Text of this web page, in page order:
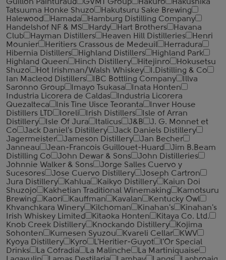
Guillon Painturaud
GVMT Group Hakuro
Hakushika
Tatsuuma Honke Shuzo
Hakutsuru Sake Brewing
Halewood
Hamada
Hamburg Distilling Company
Handelshof NF & MS
Hardy Hart Brothers
Havana
Club
Hayman Distillers Heaven Hill Distilleries
Henri
Mounier
Heritiers Crassous de Medeuil
Herradura
Hibernia Distillers
Highland Distillers
Highland Park
Highland Queen
Hinch Distillery Hitejinro
Hokusetsu
Shuzo
Hot Irishman/Walsh Whiskey
I.Distilling & Co
Ian Macleod Distillers
IBC Bottling Company
Illva
Saronno Group
Imayo Tsukasa
Inata Honten
Industria Licorera de Caldas
Industria Licorera
Quezalteca
Inis Tine Uisce Teoranta
Inver House
Distillers LTD
Ioreli Irish Distillers
Isle of Arran
Distillery
Isle Of Jura Italicus J&B
J. G. Monnet et
Co
Jack Daniel's Distillery
Jack Daniels Distillery
Jagermeister
Jameson Distillery
Jan Becher
Janneau
Jean-Francois Guillouet-Huard
Jim B.Beam
Distilling Co
John Dewar & Sons
John Distilleries
Johnnie Walker & Sons
Jorge Salles Cuervo y
Sucesores
Jose Cuervo Distillery
Joseph Cartron
Jura Distillery
Kahlua Kaikyo Distillery
Kaiun Doi
Shuzojo
Kakhetian Traditional Winemaking
Kamotsuru
Brewing
Kaori Kauffman Kavalan
Kentucky Owl
Khvanchkara Winery
Kilchoman Kinahan's
Kinahan's
Irish Whiskey Limited
Kitaoka Honten
Kitaya Co. Ltd.
Knob Creek Distillery
Knockando Distillery
Kojima
Sohonten
Kumesen Syuzou Kvareli Cellar
KWV
Kyoya Distillery
Kyro L'Heritier-Guyot
l'Or Special
Drinks
La Cofradia La Malinche
La Martiniquaise